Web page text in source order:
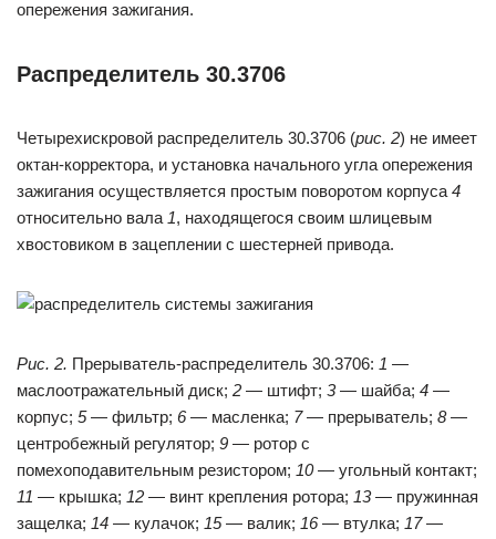
опережения зажигания.
Распределитель 30.3706
Четырехискровой распределитель 30.3706 (рис. 2) не имеет
октан-корректора, и установка начального угла опережения
зажигания осуществляется простым поворотом корпуса 4
относительно вала 1, находящегося своим шлицевым
хвостовиком в зацеплении с шестерней привода.
Рис. 2. Прерыватель-распределитель 30.3706: 1 —
маслоотражательный диск; 2 — штифт; 3— шайба; 4 —
корпус; 5— фильтр; 6— масленка; 7— прерыватель; 8—
центробежный регулятор; 9 — ротор с
помехоподавительным резистором; 10— угольный контакт;
11 — крышка; 12 — винт крепления ротора; 13— пружинная
защелка; 14 — кулачок; 15— валик; 16— втулка; 17—